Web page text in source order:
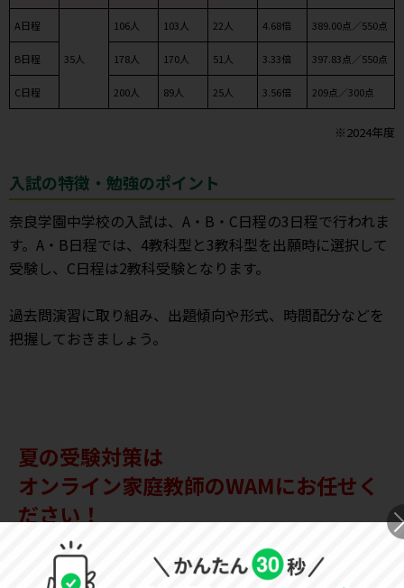
A日程
35人
106人 103人 22人 4.68倍 389.00点／550点
B日程 178人 170人 51人 3.33倍 397.83点／550点
C日程 200人 89人 25人 3.56倍 209点／300点
※2024年度
入試の特徴・勉強のポイント
奈良学園中学校の入試は、A・B・C日程の3日程で行われま
す。A・B日程では、4教科型と3教科型を出願時に選択して
受験し、C日程は2教科受験となります。
過去問演習に取り組み、出題傾向や形式、時間配分などを
把握しておきましょう。
夏の受験対策は
オンライン家庭教師のWAMにお任せく
ださい！
夏の過ごし方は、受験の合否を分ける最も重要な時期で
す。 塾の夏期講習では最後の追い込みの演習問題をこな